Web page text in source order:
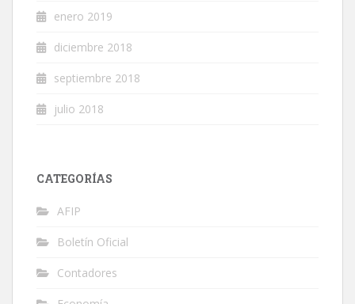
enero 2019
diciembre 2018
septiembre 2018
julio 2018
CATEGORÍAS
AFIP
Boletín Oficial
Contadores